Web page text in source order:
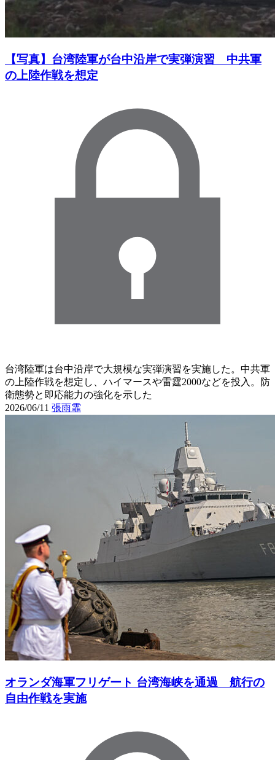
【写真】台湾陸軍が台中沿岸で実弾演習 中共軍
の上陸作戦を想定
台湾陸軍は台中沿岸で大規模な実弾演習を実施した。中共軍
の上陸作戦を想定し、ハイマースや雷霆2000などを投入。防
衛態勢と即応能力の強化を示した
2026/06/11 張雨霏
オランダ海軍フリゲート 台湾海峡を通過 航行の
自由作戦を実施